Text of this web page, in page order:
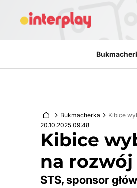
Bukmacherka
Kibice
20.10.2025 09:48
Kibice
na
STS, sponsor